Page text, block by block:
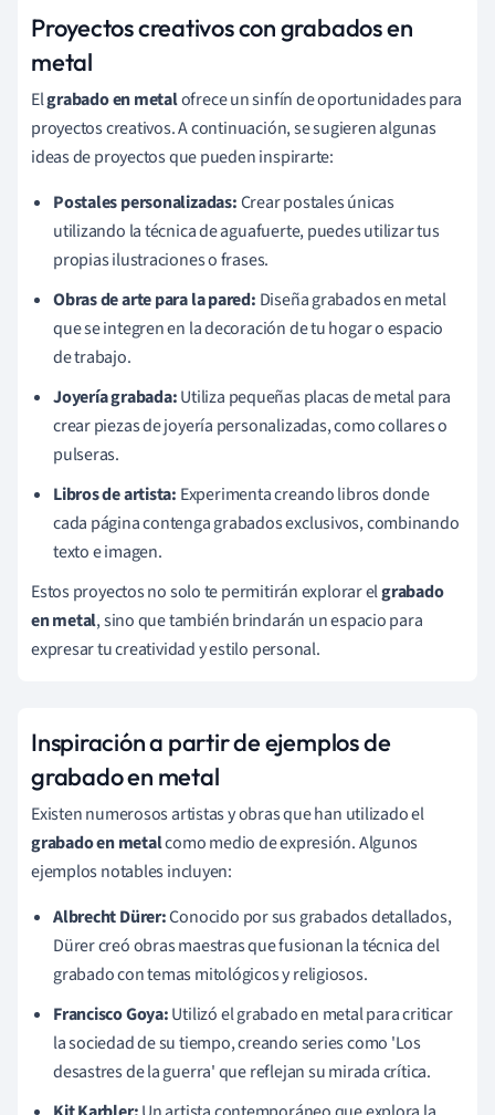
Proyectos creativos con grabados en
metal
Elgrabado en metalofrece un sinfín de oportunidades para
proyectos creativos. A continuación, se sugieren algunas
ideas de proyectos que pueden inspirarte:
Postales personalizadas:Crear postales únicas
utilizando la técnica de aguafuerte, puedes utilizar tus
propias ilustraciones o frases.
Obras de arte para la pared: Diseña grabados en metal
que se integren en la decoración de tu hogar o espacio
de trabajo.
Joyería grabada:Utiliza pequeñas placas de metal para
crear piezas de joyería personalizadas, como collares o
pulseras.
Libros de artista: Experimenta creando libros donde
cada página contenga grabados exclusivos, combinando
texto e imagen.
Estos proyectos no solo te permitirán explorar elgrabado
en metal, sino que también brindarán un espacio para
expresar tu creatividad y estilo personal.
Inspiración a partir de ejemplos de
grabado en metal
Existen numerosos artistas y obras que han utilizado el
grabado en metalcomo medio de expresión. Algunos
ejemplos notables incluyen:
Albrecht Dürer:Conocido por sus grabados detallados,
Dürer creó obras maestras que fusionan la técnica del
grabado con temas mitológicos y religiosos.
Francisco Goya:Utilizó el grabado en metal para criticar
la sociedad de su tiempo, creando series como 'Los
desastres de la guerra' que reflejan su mirada crítica.